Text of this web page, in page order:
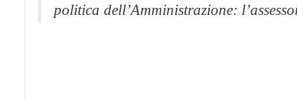
politica dell’Amministrazione: